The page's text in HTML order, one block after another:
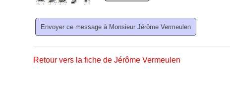
Retour vers la fiche de Jérôme Vermeulen